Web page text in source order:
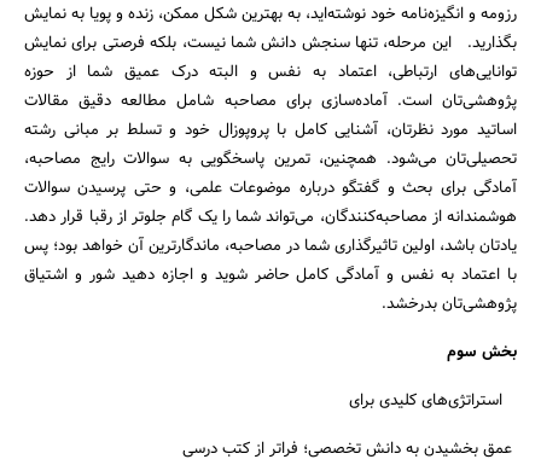
رزومه و انگیزه‌نامه خود نوشته‌اید، به بهترین شکل ممکن، زنده و پویا به نمایش
بگذارید. این مرحله، تنها سنجش دانش شما نیست، بلکه فرصتی برای نمایش
توانایی‌های ارتباطی، اعتماد به نفس و البته درک عمیق شما از حوزه
پژوهشی‌تان است. آماده‌سازی برای مصاحبه شامل مطالعه دقیق مقالات
اساتید مورد نظرتان، آشنایی کامل با پروپوزال خود و تسلط بر مبانی رشته
تحصیلی‌تان می‌شود. همچنین، تمرین پاسخگویی به سوالات رایج مصاحبه،
آمادگی برای بحث و گفتگو درباره موضوعات علمی، و حتی پرسیدن سوالات
هوشمندانه از مصاحبه‌کنندگان، می‌تواند شما را یک گام جلوتر از رقبا قرار دهد.
یادتان باشد، اولین تاثیرگذاری شما در مصاحبه، ماندگارترین آن خواهد بود؛ پس
با اعتماد به نفس و آمادگی کامل حاضر شوید و اجازه دهید شور و اشتیاق
پژوهشی‌تان بدرخشد.
بخش سوم
استراتژی‌های کلیدی برای
عمق بخشیدن به دانش تخصصی؛ فراتر از کتب درسی